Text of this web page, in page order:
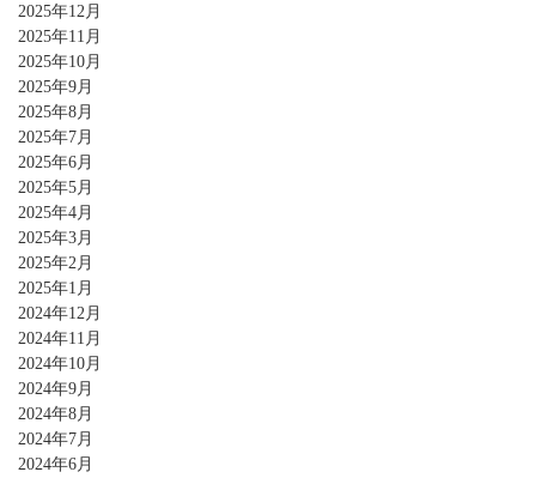
2025年12月
2025年11月
2025年10月
2025年9月
2025年8月
2025年7月
2025年6月
2025年5月
2025年4月
2025年3月
2025年2月
2025年1月
2024年12月
2024年11月
2024年10月
2024年9月
2024年8月
2024年7月
2024年6月